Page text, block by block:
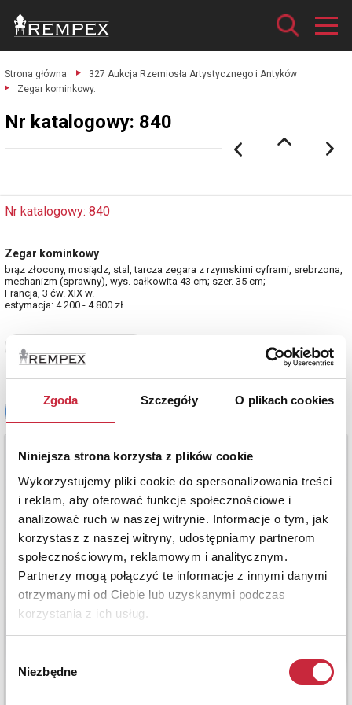
Zgoda Szczegóły O plikach cookies
Niniejsza strona korzysta z plików cookie
Wykorzystujemy pliki cookie do spersonalizowania treści
i reklam, aby oferować funkcje społecznościowe i
analizować ruch w naszej witrynie. Informacje o tym, jak
korzystasz z naszej witryny, udostępniamy partnerom
społecznościowym, reklamowym i analitycznym.
Partnerzy mogą połączyć te informacje z innymi danymi
otrzymanymi od Ciebie lub uzyskanymi podczas
korzystania z ich usług.
zgody
Niezbędne
Strona główna
327 Aukcja Rzemiosła Artystycznego i Antyków
Zegar kominkowy.
Nr katalogowy: 840
Nr katalogowy: 840
Zegar kominkowy
brąz złocony, mosiądz, stal, tarcza zegara z rzymskimi cyframi, srebrzona,
mechanizm (sprawny), wys. całkowita 43 cm; szer. 35 cm;
Francja, 3 ćw. XIX w.
estymacja: 4 200 - 4 800 zł
Zobacz pełne informacje